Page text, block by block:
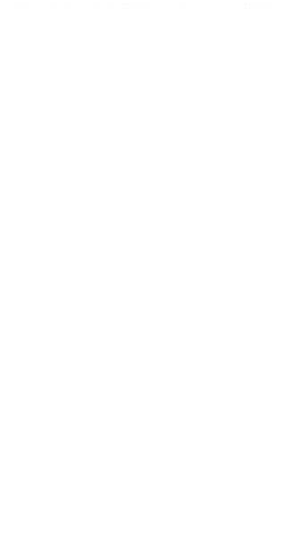
總而言之，本金從來不是個問題。若讀